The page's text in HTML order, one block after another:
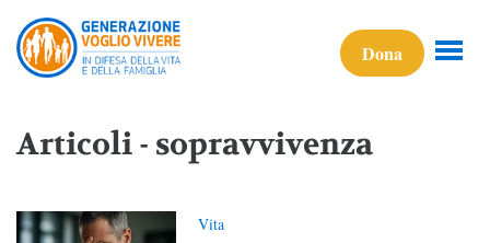
Dona
Articoli - sopravvivenza
Vita